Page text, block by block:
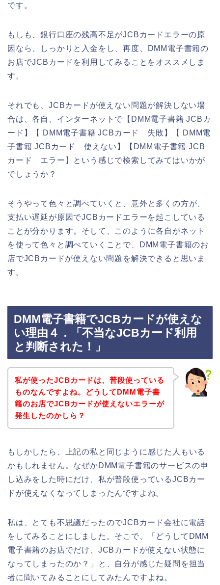
です。
もしも、銀行口座の残高不足がJCBカードエラーの原
因なら、しっかりと入金をし、再度、DMM電子書籍の
お店でJCBカードを利用してみることをオススメしま
す。
それでも、JCBカードが使えない問題が解決しない場
合は、各自、インターネットで【DMM電子書籍 JCBカ
ード】【 DMM電子書籍 JCBカード 失敗】【 DMM電
子書籍 JCBカード 使えない】【DMM電子書籍 JCB
カード エラー】という感じで検索してみてはいかが
でしょうか？
そうやって色々と調べていくと、意外と多くの方が、
支払い遅延が原因でJCBカードエラーを起こしている
ことが分かります。そして、このように各自がネット
を使って色々と調べていくことで、DMM電子書籍のお
店でJCBカードが使えない問題を解決できると思いま
す。
DMM電子書籍でJCBカードが使えな
い理由４．「不当なJCBカード利用
と判断された！」
私が使ったJCBカードは、普段使っている
ものなんですよね。どうしてDMM電子書
籍のお店でJCBカードが使えないエラーが
発生したのかしら？
もしかしたら、上記の私と同じように感じた人もいる
かもしれません。なぜかDMM電子書籍のサービスの申
し込みをした時にだけ、私が普段使っているJCBカー
ドが使えなくなってしまったんですよね。
私は、とても不思議だったのでJCBカード会社に電話
をしてみることにしました。そこで、「どうしてDMM
電子書籍のお店でだけ、JCBカードが使えない状態に
なってしまったのか？」と、自分が感じた疑問を担当
者に聞いてみることにしてみたんですよね。